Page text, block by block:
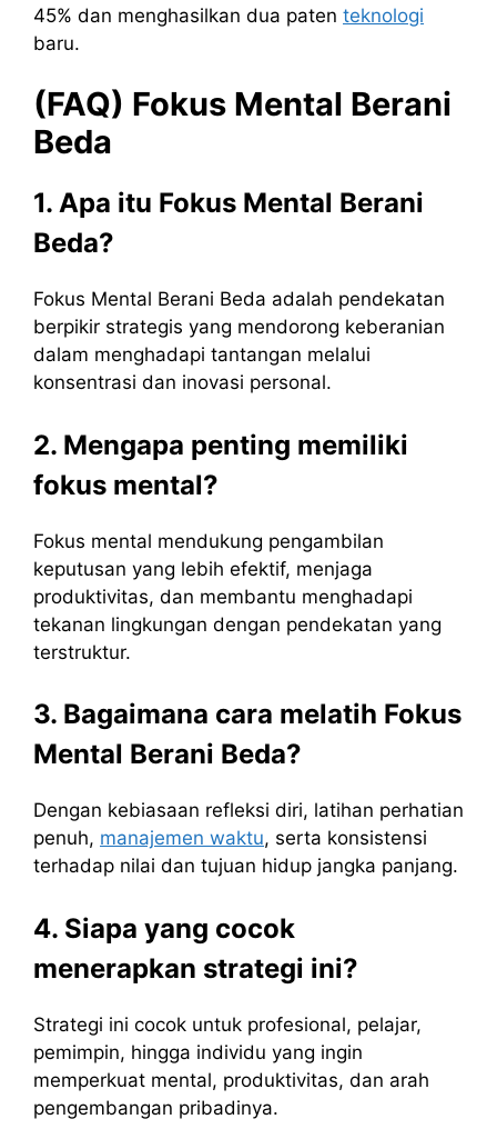
45% dan menghasilkan dua paten teknologi
baru.
(FAQ) Fokus Mental Berani
Beda
1. Apa itu Fokus Mental Berani
Beda?
Fokus Mental Berani Beda adalah pendekatan
berpikir strategis yang mendorong keberanian
dalam menghadapi tantangan melalui
konsentrasi dan inovasi personal.
2. Mengapa penting memiliki
fokus mental?
Fokus mental mendukung pengambilan
keputusan yang lebih efektif, menjaga
produktivitas, dan membantu menghadapi
tekanan lingkungan dengan pendekatan yang
terstruktur.
3. Bagaimana cara melatih Fokus
Mental Berani Beda?
Dengan kebiasaan refleksi diri, latihan perhatian
penuh, manajemen waktu, serta konsistensi
terhadap nilai dan tujuan hidup jangka panjang.
4. Siapa yang cocok
menerapkan strategi ini?
Strategi ini cocok untuk profesional, pelajar,
pemimpin, hingga individu yang ingin
memperkuat mental, produktivitas, dan arah
pengembangan pribadinya.